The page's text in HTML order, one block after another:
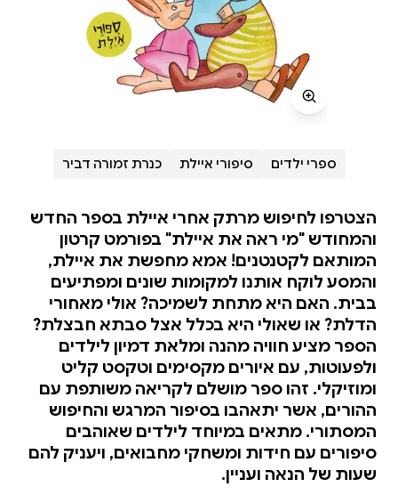
ספרי ילדים סיפורי איילת כנרת זמורה דביר
הצטרפו לחיפוש מרתק אחרי איילת בספר החדש
והמחודש "מי ראה את איילת" בפורמט קרטון
המותאם לקטנטנים! אמא מחפשת את איילת,
והמסע לוקח אותנו למקומות שונים ומפתיעים
בבית. האם היא מתחת לשמיכה? אולי מאחורי
הדלת? או שאולי היא בכלל אצל סבתא חבצלת?
הספר מציע חוויה מהנה ומלאת דמיון לילדים
ולפעוטות, עם איורים מקסימים וטקסט קליט
ומוזיקלי. זהו ספר מושלם לקריאה משותפת עם
ההורים, אשר יתאהבו בסיפור המרגש והחיפוש
המסתורי. מתאים במיוחד לילדים שאוהבים
סיפורים עם חידות ומשחקי מחבואים, ויעניק להם
שעות של הנאה ועניין.